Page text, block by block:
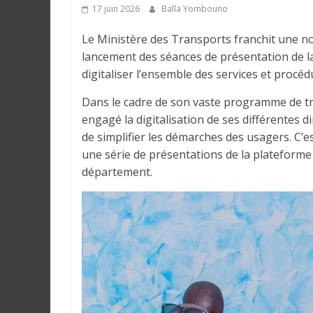
17 juin 2026 Balla Yombouno
Le Ministère des Transports franchit une
lancement des séances de présentation
digitaliser l’ensemble des services et
Dans le cadre de son vaste programme
engagé la digitalisation de ses différentes
de simplifier les démarches des usagers.
une série de présentations de la
département.